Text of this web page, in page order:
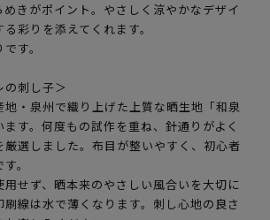
きがポイント。やさしく涼やかなデザイ
彩りを添えてくれます。
す。
刺し子＞
・泉州で織り上げた上質な晒生地「和泉
す。何度もの試作を重ね、針通りがよく
選しました。布目が整いやすく、初心者
。
用せず、晒本来のやさしい風合いを大切に
刷線は水で薄くなります。刺し心地の良さ